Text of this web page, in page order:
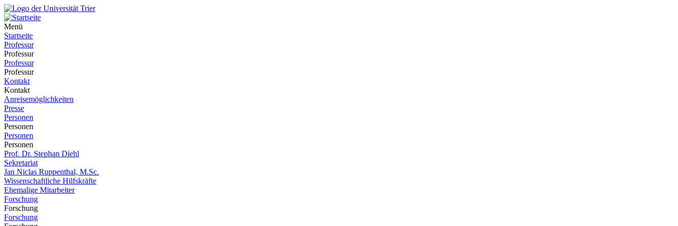
Menü
Startseite
Professur
Professur
Professur
Professur
Kontakt
Kontakt
Anreisemöglichkeiten
Presse
Personen
Personen
Personen
Personen
Prof. Dr. Stephan Diehl
Sekretariat
Jan Niclas Ruppenthal, M.Sc.
Wissenschaftliche Hilfskräfte
Ehemalige Mitarbeiter
Forschung
Forschung
Forschung